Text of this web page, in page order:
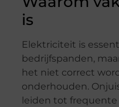
is
Elektriciteit is
bedrijfspanden,
het niet correct
onderhouden.
leiden tot